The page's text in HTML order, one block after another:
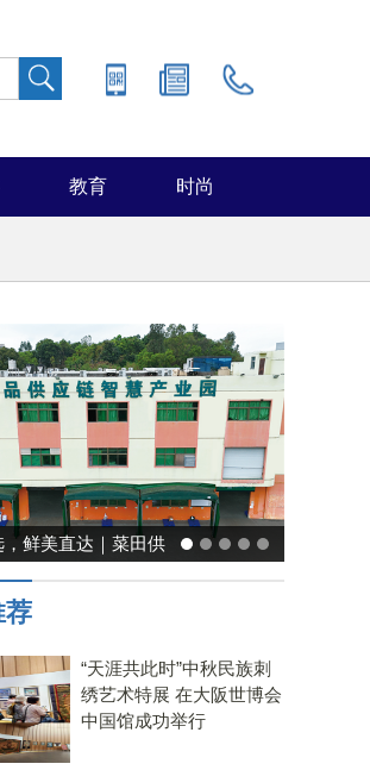
教育 时尚
厨房美学：既要此刻
，也要未来可期
荐
“天涯共此时”中秋民族刺
绣艺术特展 在大阪世博会
中国馆成功举行